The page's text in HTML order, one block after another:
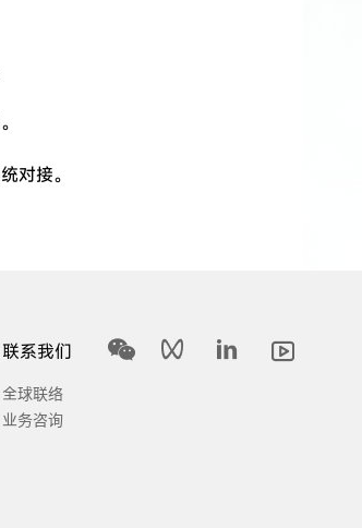
对接。
联系我们
全球联络
业务咨询